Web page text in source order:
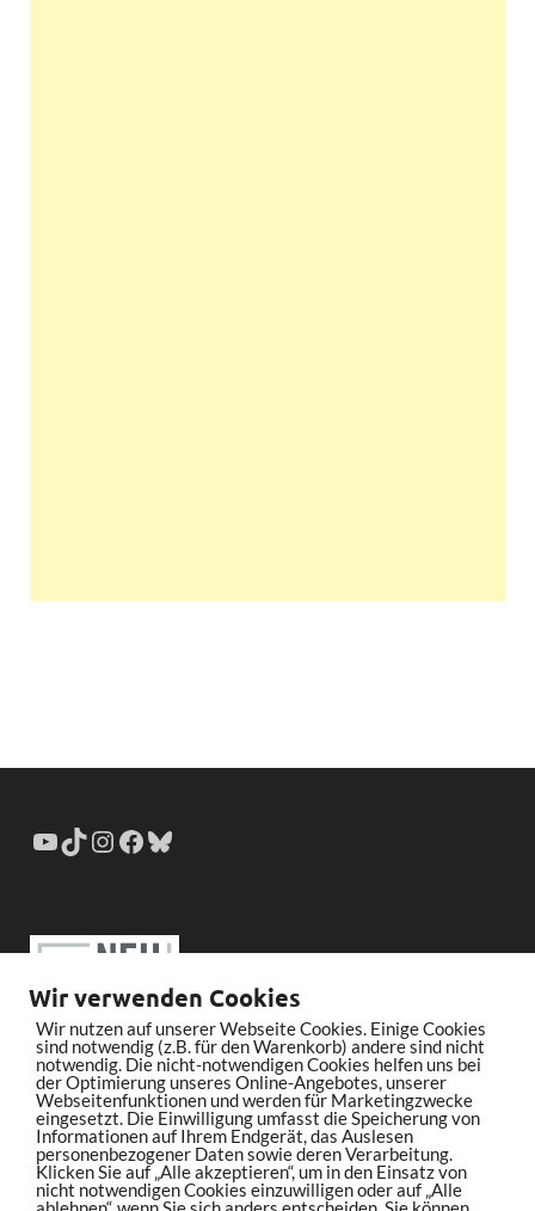
Wir verwenden Cookies
Wir nutzen auf unserer Webseite Cookies. Einige Cookies
sind notwendig (z.B. für den Warenkorb) andere sind nicht
notwendig. Die nicht-notwendigen Cookies helfen uns bei
der Optimierung unseres Online-Angebotes, unserer
Webseitenfunktionen und werden für Marketingzwecke
eingesetzt. Die Einwilligung umfasst die Speicherung von
Informationen auf Ihrem Endgerät, das Auslesen
personenbezogener Daten sowie deren Verarbeitung.
Klicken Sie auf „Alle akzeptieren“, um in den Einsatz von
nicht notwendigen Cookies einzuwilligen oder auf „Alle